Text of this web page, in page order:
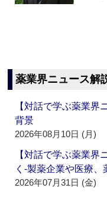
薬業界ニュース解
【対話で学ぶ薬業界
背景
2026年08月10日 (月)
【対話で学ぶ薬業界
く‐製薬企業や医療
2026年07月31日 (金)